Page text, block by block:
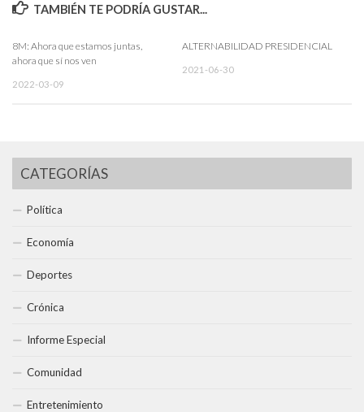
TAMBIÉN TE PODRÍA GUSTAR...
8M: Ahora que estamos juntas,
ahora que sí nos ven
2022-03-09
ALTERNABILIDAD PRESIDENCIAL
2021-06-30
CATEGORÍAS
Política
Economía
Deportes
Crónica
Informe Especial
Comunidad
Entretenimiento